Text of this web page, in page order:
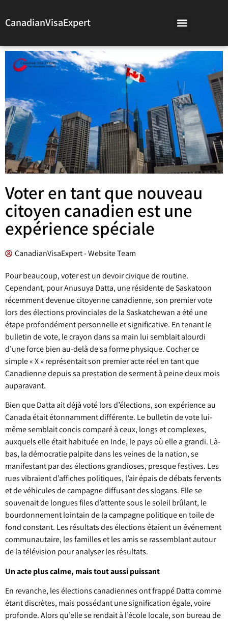
CanadianVisaExpert
Voter en tant que nouveau
citoyen canadien est une
expérience spéciale
CanadianVisaExpert - Website Team
Pour beaucoup, voter est un devoir civique de routine.
Cependant, pour Anusuya Datta, une résidente de Saskatoon
récemment devenue citoyenne canadienne, son premier vote
lors des élections provinciales de la Saskatchewan a été une
étape profondément personnelle et significative. En tenant le
bulletin de vote, le crayon dans sa main lui semblait alourdi
d’une force bien au-delà de sa forme physique. Cocher ce
simple « X » représentait son premier acte réel en tant que
Canadienne depuis sa prestation de serment à peine deux mois
auparavant.
Bien que Datta ait déjà voté lors d’élections, son expérience au
Canada était étonnamment différente. Le bulletin de vote lui-
même semblait concis comparé à ceux, longs et complexes,
auxquels elle était habituée en Inde, le pays où elle a grandi. Là-
bas, la démocratie palpite dans les veines de la nation, se
manifestant par des élections grandioses, presque festives. Les
rues vibraient d’affiches politiques, l’air épais de débats fervents
et de véhicules de campagne diffusant des slogans. Elle se
souvenait de longues files d’attente sous le soleil brûlant, le
bourdonnement lointain de la campagne politique en toile de
fond constant. Les résultats des élections étaient un événement
communautaire, les familles et les amis se rassemblant autour
de la télévision pour analyser les résultats.
Un acte plus calme, mais tout aussi puissant
En revanche, les élections canadiennes ont frappé Datta comme
étant discrètes, mais possédant une signification égale, voire
profonde. Alors qu’elle se rendait à l’école locale, son bureau de